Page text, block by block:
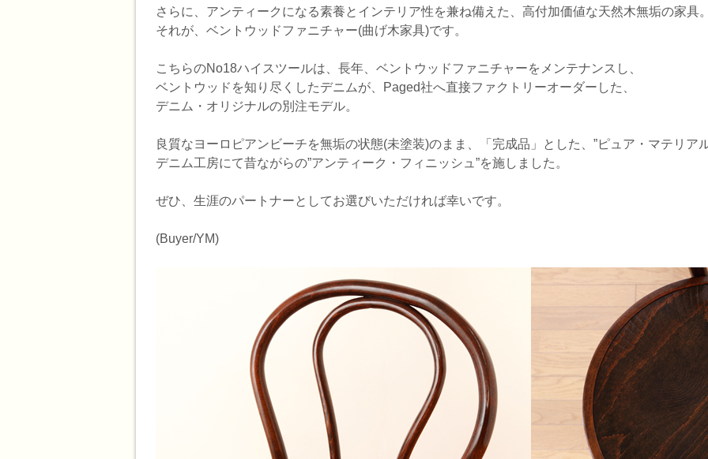
さらに、アンティークになる素養とインテリア性を兼ね備えた、高付加価値な天然木無垢の家具。
それが、ベントウッドファニチャー(曲げ木家具)です。
こちらのNo18ハイスツールは、長年、ベントウッドファニチャーをメンテナンスし、
ベントウッドを知り尽くしたデニムが、Paged社へ直接ファクトリーオーダーした、
デニム・オリジナルの別注モデル。
良質なヨーロピアンビーチを無垢の状態(未塗装)のまま、「完成品」とした、”ピュア・マテリアル
デニム工房にて昔ながらの”アンティーク・フィニッシュ”を施しました。
ぜひ、生涯のパートナーとしてお選びいただければ幸いです。
(Buyer/YM)